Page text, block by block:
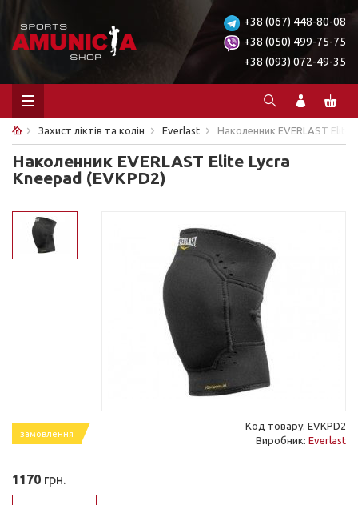
+38 (067) 448-80-08
+38 (050) 499-75-75
+38 (093) 072-49-35
Захист ліктів та колін Everlast Наколенник EVERLAST Elite
Наколенник EVERLAST Elite Lycra
Kneepad (EVKPD2)
замовлення
Код товару: EVKPD2
Виробник: Everlast
1170 грн.